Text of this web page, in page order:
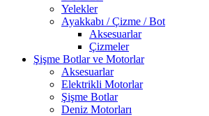
Yelekler
Ayakkabı / Çizme / Bot
Aksesuarlar
Çizmeler
Şişme Botlar ve Motorlar
Aksesuarlar
Elektrikli Motorlar
Şişme Botlar
Deniz Motorları